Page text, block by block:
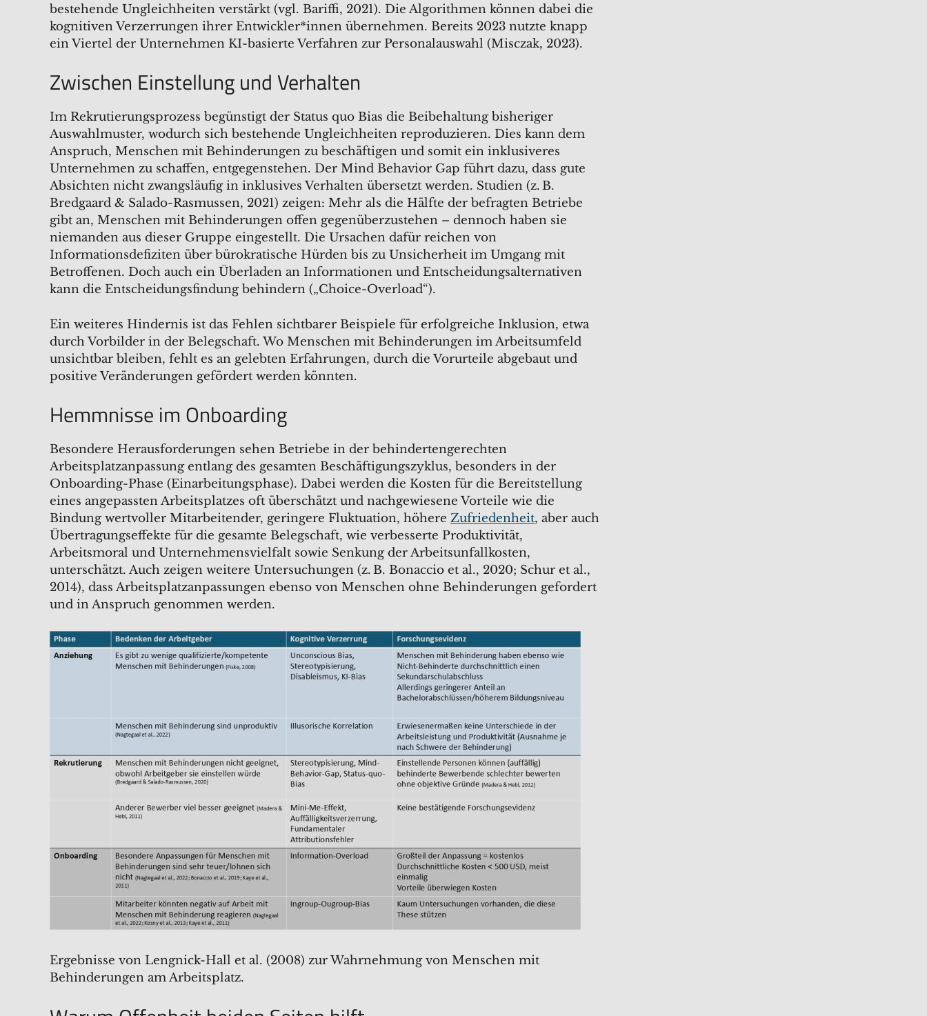
bestehende Ungleichheiten verstärkt (vgl. Bariffi, 2021). Die Algorithmen können dabei die
kognitiven Verzerrungen ihrer Entwickler*innen übernehmen. Bereits 2023 nutzte knapp
ein Viertel der Unternehmen KI-basierte Verfahren zur Personalauswahl (Misczak, 2023).
Zwischen Einstellung und Verhalten
Im Rekrutierungsprozess begünstigt der Status quo Bias die Beibehaltung bisheriger
Auswahlmuster, wodurch sich bestehende Ungleichheiten reproduzieren. Dies kann dem
Anspruch, Menschen mit Behinderungen zu beschäftigen und somit ein inklusiveres
Unternehmen zu schaffen, entgegenstehen. Der Mind Behavior Gap führt dazu, dass gute
Absichten nicht zwangsläufig in inklusives Verhalten übersetzt werden. Studien (z. B.
Bredgaard & Salado-Rasmussen, 2021) zeigen: Mehr als die Hälfte der befragten Betriebe
gibt an, Menschen mit Behinderungen offen gegenüberzustehen – dennoch haben sie
niemanden aus dieser Gruppe eingestellt. Die Ursachen dafür reichen von
Informationsdefiziten über bürokratische Hürden bis zu Unsicherheit im Umgang mit
Betroffenen. Doch auch ein Überladen an Informationen und Entscheidungsalternativen
kann die Entscheidungsfindung behindern („Choice-Overload“).
Ein weiteres Hindernis ist das Fehlen sichtbarer Beispiele für erfolgreiche Inklusion, etwa
durch Vorbilder in der Belegschaft. Wo Menschen mit Behinderungen im Arbeitsumfeld
unsichtbar bleiben, fehlt es an gelebten Erfahrungen, durch die Vorurteile abgebaut und
positive Veränderungen gefördert werden könnten.
Hemmnisse im Onboarding
Besondere Herausforderungen sehen Betriebe in der behindertengerechten
Arbeitsplatzanpassung entlang des gesamten Beschäftigungszyklus, besonders in der
Onboarding-Phase (Einarbeitungsphase). Dabei werden die Kosten für die Bereitstellung
eines angepassten Arbeitsplatzes oft überschätzt und nachgewiesene Vorteile wie die
Bindung wertvoller Mitarbeitender, geringere Fluktuation, höhere Zufriedenheit, aber auch
Übertragungseffekte für die gesamte Belegschaft, wie verbesserte Produktivität,
Arbeitsmoral und Unternehmensvielfalt sowie Senkung der Arbeitsunfallkosten,
unterschätzt. Auch zeigen weitere Untersuchungen (z. B. Bonaccio et al., 2020; Schur et al.,
2014), dass Arbeitsplatzanpassungen ebenso von Menschen ohne Behinderungen gefordert
und in Anspruch genommen werden.
Ergebnisse von Lengnick-Hall et al. (2008) zur Wahrnehmung von Menschen mit
Behinderungen am Arbeitsplatz.